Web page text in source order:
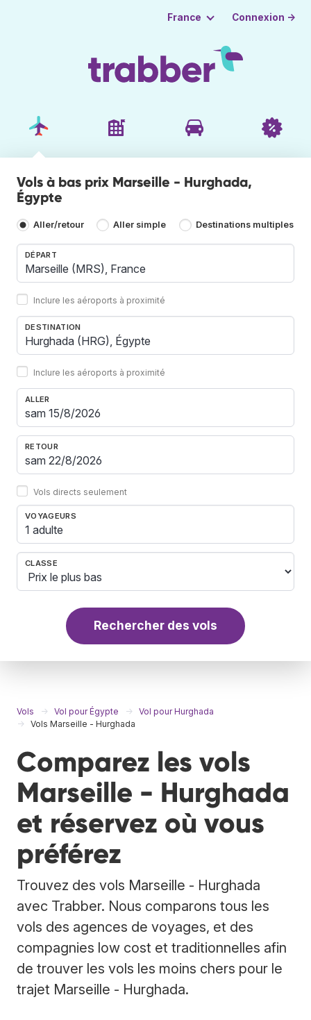
France Connexion →
Vols à bas prix Marseille - Hurghada,
Égypte
Aller/retour Aller simple Destinations multiples
DÉPART
Inclure les aéroports à proximité
DESTINATION
Inclure les aéroports à proximité
ALLER
RETOUR
Vols directs seulement
VOYAGEURS
1 adulte
CLASSE
Rechercher des vols
Vols Vol pour Égypte
Vol pour Hurghada
Vols Marseille - Hurghada
Comparez les vols
Marseille - Hurghada
et réservez où vous
préférez
Trouvez des vols Marseille - Hurghada
avec Trabber. Nous comparons tous les
vols des agences de voyages, et des
compagnies low cost et traditionnelles afin
de trouver les vols les moins chers pour le
trajet Marseille - Hurghada.